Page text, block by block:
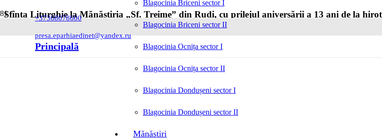
+37368078600
presa.eparhiaedinet@yandex.ru
Principală
Blagocinia Briceni sector I
Blagocinia Briceni sector II
Blagocinia Ocnița sector I
Blagocinia Ocnița sector II
Blagocinia Dondușeni sector I
Blagocinia Dondușeni sector II
Mănăstiri
Sfînta Liturghie la Mănăstiria „Sf. Treime” din Rudi, cu prilejul aniversării a 13 ani de la